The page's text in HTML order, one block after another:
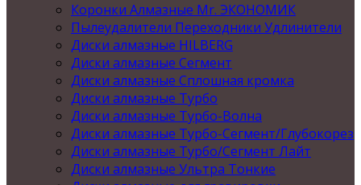
Коронки Алмазные Mr. ЭКОНОМИК
Пылеудалители Переходники Удлинители
Диски алмазные HILBERG
Диски алмазные Сегмент
Диски алмазные Сплошная кромка
Диски алмазные Турбо
Диски алмазные Турбо-Волна
Диски алмазные Турбо-Сегмент/Глубокорез
Диски алмазные Турбо/Сегмент Лайт
Диски алмазные Ультра Тонкие